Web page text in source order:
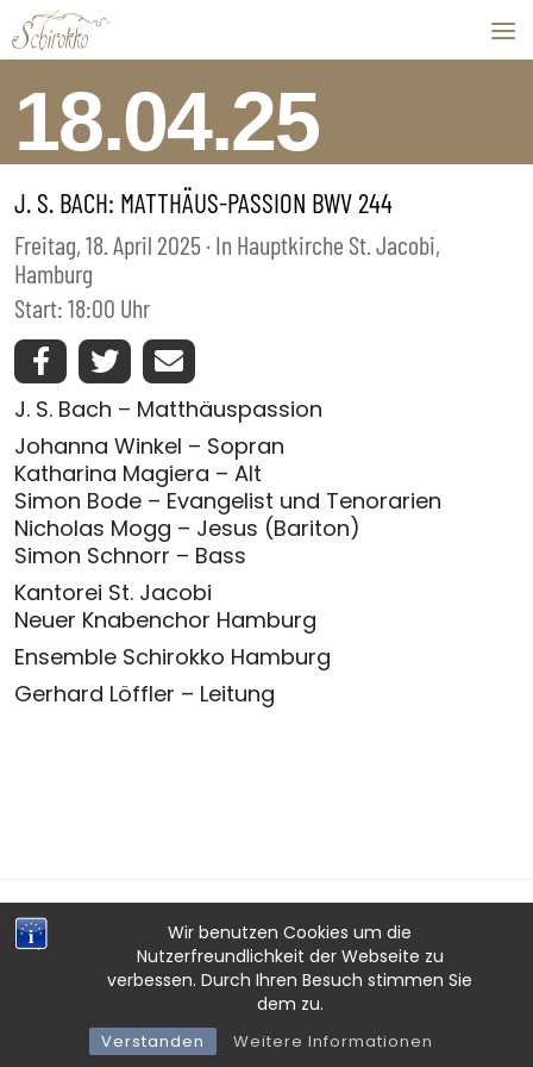
Wir benutzen Cookies um die
Nutzerfreundlichkeit der Webseite zu
verbessen. Durch Ihren Besuch stimmen Sie
dem zu.
Verstanden Weitere Informationen
Skip to content
18.04.25
J. S. BACH: MATTHÄUS-PASSION BWV 244
Freitag, 18. April 2025 · In Hauptkirche St. Jacobi,
Hamburg
Start: 18:00 Uhr
J. S. Bach – Matthäuspassion
Johanna Winkel – Sopran
Katharina Magiera – Alt
Simon Bode – Evangelist und Tenorarien
Nicholas Mogg – Jesus (Bariton)
Simon Schnorr – Bass
Kantorei St. Jacobi
Neuer Knabenchor Hamburg
Ensemble Schirokko Hamburg
Gerhard Löffler – Leitung
IMPRESSUM·DATENSCHUTZ· AGB
ENSEMBLE SCHIROKKO HAMBURG © 2026